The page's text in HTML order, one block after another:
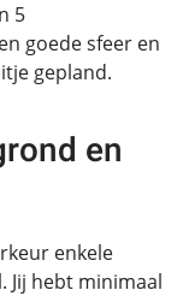
5
goede sfeer en
gepland.
en
enkele
Jij hebt minimaal